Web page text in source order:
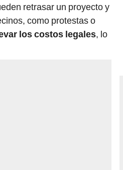
retrasar un proyecto y
como protestas o
los costos legales, lo